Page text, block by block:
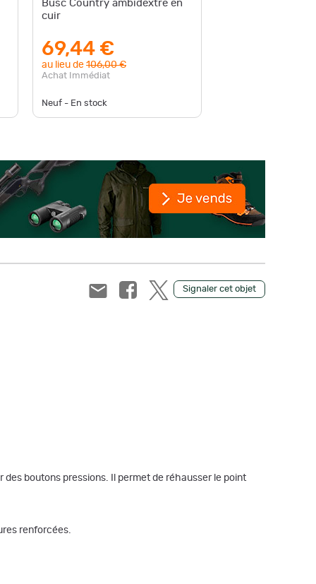
Busc Country ambidextre en
cuir
69,44 €
au lieu de 106,00 €
Achat Immédiat
Neuf - En stock
Signaler cet objet
boutons pressions. Il permet de réhausser le point
renforcées.